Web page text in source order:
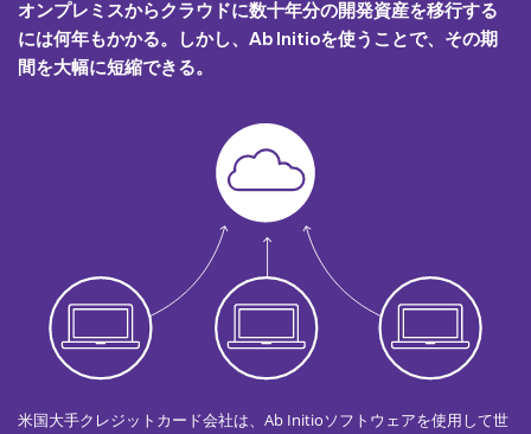
オンプレミスからクラウドに数十年分の開発資産を移行する
には何年もかかる。しかし、Ab Initioを使うことで、その期
間を大幅に短縮できる。
米国大手クレジットカード会社は、Ab Initioソフトウェアを使用して世